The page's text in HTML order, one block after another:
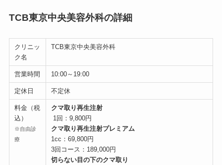
TCB東京中央美容外科の詳細
クリニッ
ク名
TCB東京中央美容外科
営業時間 10:00～19:00
定休日 不定休
料金（税
込）
※自由診
療
クマ取り再生注射
1回：9,800円
クマ取り再生注射プレミアム
1cc：69,800円
3回コース：189,000円
切らない目の下のクマ取り